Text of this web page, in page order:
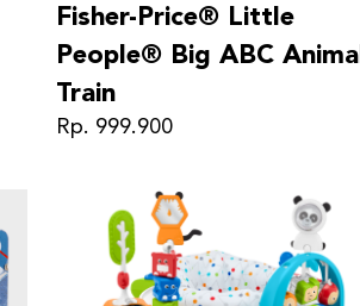
Fisher-Price® Little
People® Big ABC Animal
Train
Rp. 999.900